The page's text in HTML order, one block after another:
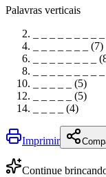
Palavras verticais
_ _ _ _ _ _ _ _
_ _ _ _ _ _ _ (7)
_ _ _ _ _ _ _ _
_ _ _ _ _ _ _ _
_ _ _ _ _ (5)
_ _ _ _ _ (5)
_ _ _ _ (4)
Imprimir
Continue